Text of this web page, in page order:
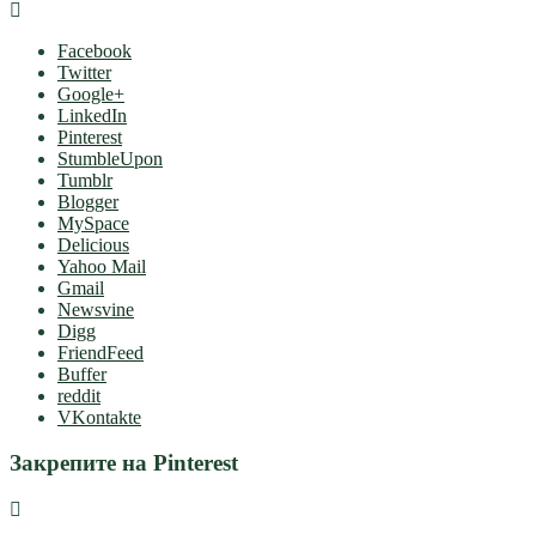
Facebook
Twitter
Google+
LinkedIn
Pinterest
StumbleUpon
Tumblr
Blogger
MySpace
Delicious
Yahoo Mail
Gmail
Newsvine
Digg
FriendFeed
Buffer
reddit
VKontakte
Закрепите на Pinterest